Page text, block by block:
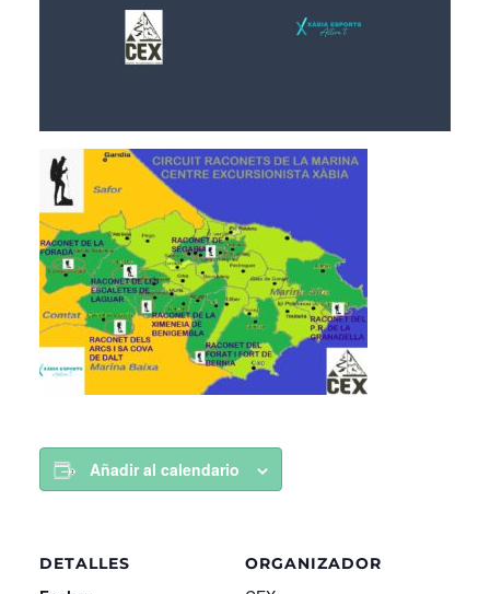
Añadir al calendario
DETALLES ORGANIZADOR